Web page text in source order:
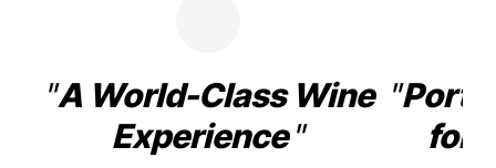
A World-Class Wine
Experience
for